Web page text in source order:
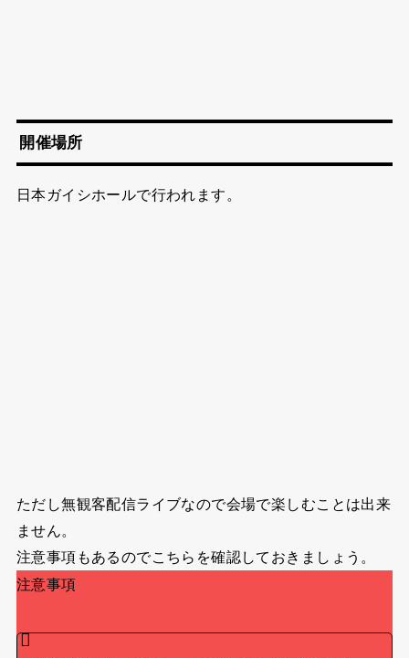
開催場所
日本ガイシホールで行われます。
ただし無観客配信ライブなので会場で楽しむことは出来
ません。
注意事項もあるのでこちらを確認しておきましょう。
注意事項